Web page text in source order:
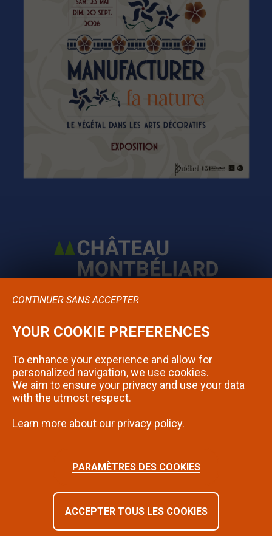
Mentions légales
Contact
YOUR COOKIE PREFERENCES
To enhance your experience and allow for
personalized navigation, we use cookies.
We aim to ensure your privacy and use your data
with the utmost respect.
Learn more about our privacy policy.
PARAMÈTRES DES COOKIES
ACCEPTER TOUS LES COOKIES
CONTINUER SANS ACCEPTER